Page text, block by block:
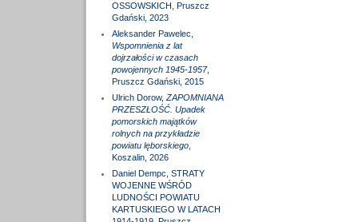
OSSOWSKICH, Pruszcz
Gdański, 2023
Aleksander Pawelec,
Wspomnienia z lat
dojrzałości w czasach
powojennych 1945-1957,
Pruszcz Gdański, 2015
Ulrich Dorow, ZAPOMNIANA
PRZESZŁOŚĆ. Upadek
pomorskich majątków
rolnych na przykładzie
powiatu lęborskiego,
Koszalin, 2026
Daniel Dempc, STRATY
WOJENNE WŚRÓD
LUDNOŚCI POWIATU
KARTUSKIEGO W LATACH